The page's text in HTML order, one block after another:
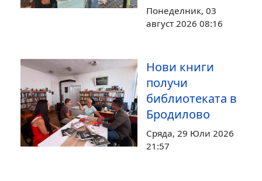
Понеделник, 03
август 2026 08:16
Нови книги
получи
библиотеката в
Бродилово
Сряда, 29 Юли 2026
21:57